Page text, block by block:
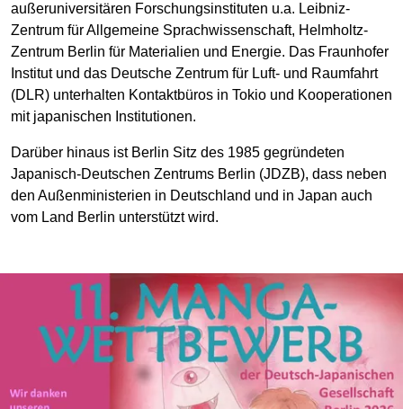
außeruniversitären Forschungsinstituten u.a. Leibniz-
Zentrum für Allgemeine Sprachwissenschaft, Helmholtz-
Zentrum Berlin für Materialien und Energie. Das Fraunhofer
Institut und das Deutsche Zentrum für Luft- und Raumfahrt
(DLR) unterhalten Kontaktbüros in Tokio und Kooperationen
mit japanischen Institutionen.
Darüber hinaus ist Berlin Sitz des 1985 gegründeten
Japanisch-Deutschen Zentrums Berlin (JDZB), dass neben
den Außenministerien in Deutschland und in Japan auch
vom Land Berlin unterstützt wird.